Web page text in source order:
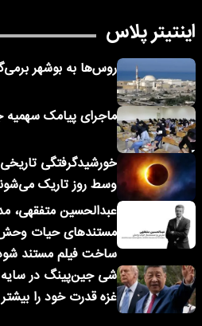
اینتیتر پلاس
روس‌ها به بوشهر
ماجرای پیامک‌ سهمیه
خورشیدگرفتگی
وسط روز تاریک
عبدالحسین
مستندهای حیات وحش:
ساخت فیلم مستند
شی جین‌پینگ در سایه
غزه قدرت خود را